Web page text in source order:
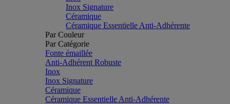
Inox Signature
Céramique
Céramique Essentielle Anti-Adhérente
Par Couleur
Par Catégorie
Fonte émaillée
Anti-Adhérent Robuste
Inox
Inox Signature
Céramique
Céramique Essentielle Anti-Adhérente